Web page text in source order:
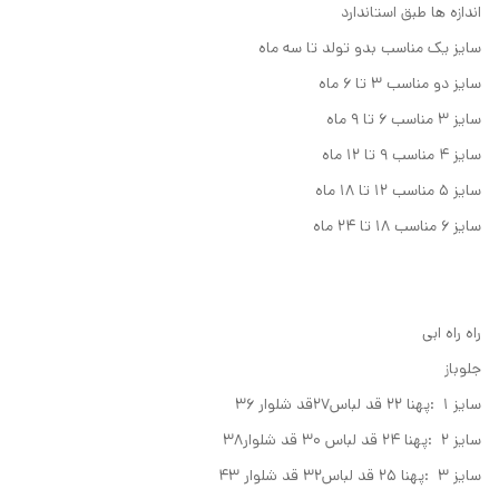
اندازه ها طبق استاندارد
سایز یک مناسب بدو تولد تا سه ماه
سایز دو مناسب ۳ تا ۶ ماه
سایز ۳ مناسب ۶ تا ۹ ماه
سایز ۴ مناسب ۹ تا ۱۲ ماه
سایز ۵ مناسب ۱۲ تا ۱۸ ماه
سایز ۶ مناسب ۱۸ تا ۲۴ ماه
راه راه ابی
جلوباز
سایز ۱ :پهنا ۲۲ قد لباس۲۷قد شلوار ۳۶
سایز ۲ :پهنا ۲۴ قد لباس ۳۰ قد شلوار۳۸
سایز ۳ :پهنا ۲۵ قد لباس۳۲ قد شلوار ۴۳